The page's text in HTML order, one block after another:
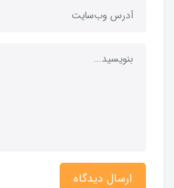
ارسال دیدگاه